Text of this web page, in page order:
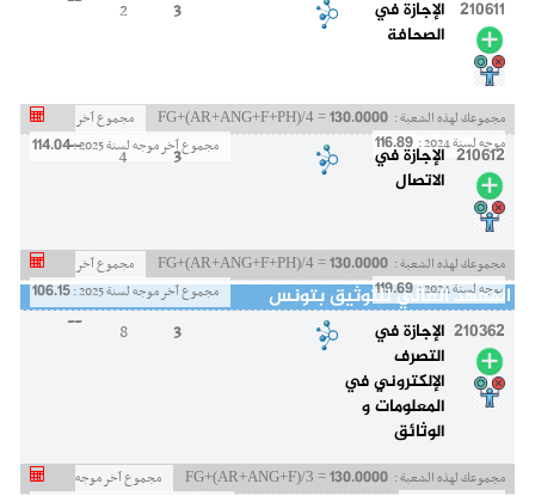
210611 الإجازة في
الصحافة
3
2
مجموعك لهذه الشعبة : FG+(AR+ANG+F+PH)/4 = 130.0000
مجموع آخر
موجه لسنة 2024 :
116.89 مجموع آخر موجه لسنة 2025 : 114.04 210612 الإجازة في
الاتصال
3
4
--
مجموعك لهذه الشعبة : FG+(AR+ANG+F+PH)/4 = 130.0000
مجموع آخر
موجه لسنة 2024 :
119.69 مجموع آخر موجه لسنة 2025 : 106.15 المعهد العالي للتوثيق بتونس
210362 الإجازة في
التصرف
الإلكتروني في
المعلومات و
الوثائق
3
8
--
مجموعك لهذه الشعبة : FG+(AR+ANG+F)/3 = 130.0000
مجموع آخر موجه